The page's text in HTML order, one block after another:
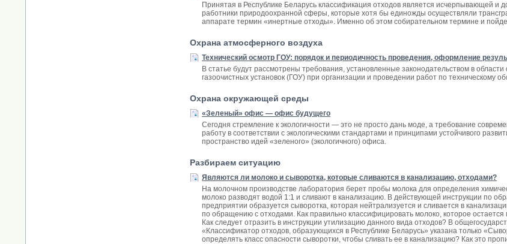
Принятая в Республике Беларусь классификация отходов является исчерпывающей и
работники природоохранной сферы, которые хотя бы единожды осуществляли
аппарате термин «инертные отходы». Именно об этом собирательном термине и
Охрана атмосферного воздуха
Технический осмотр ГОУ: порядок и периодичность проведения, оформление
В статье будут рассмотрены требования, установленные законодательством в
газоочистных установок (ГОУ) при организации и проведении работ по техническому
Охрана окружающей среды
«Зеленый» офис — офис будущего
Сегодня стремление к экологичности — это не просто дань моде, а требование
работу в соответствии с экологическими стандартами и принципами устойчивого
пространство идей «зеленого» (экологичного) офиса.
Разбираем ситуацию
Являются ли молоко и сыворотка, которые сливаются в канализацию, отходами?
На молочном производстве лаборатория берет пробы молока для определения
молоко разводят водой 1:1 и сливают в канализацию. В действующей инструкции по
предприятии образуется сыворотка, которая нейтрализуется и сливается в
по обращению с отходами. Как правильно классифицировать молоко, которое
Как следует отразить в инструкции утилизацию данного вида отходов? В
«Классификатор отходов, образующихся в Республике Беларусь» указана только
определять класс опасности сыворотки, чтобы сливать ее в канализацию? Как это